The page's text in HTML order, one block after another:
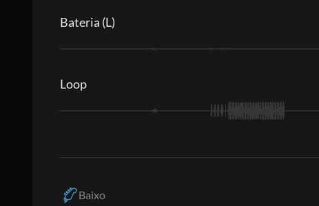
Bateria (L)
Loop
Baixo